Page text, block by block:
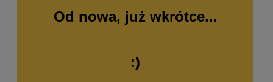
Od nowa, już wkrótce...
:)